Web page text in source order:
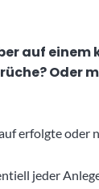
auf
Oder
erfolgte oder
jeder